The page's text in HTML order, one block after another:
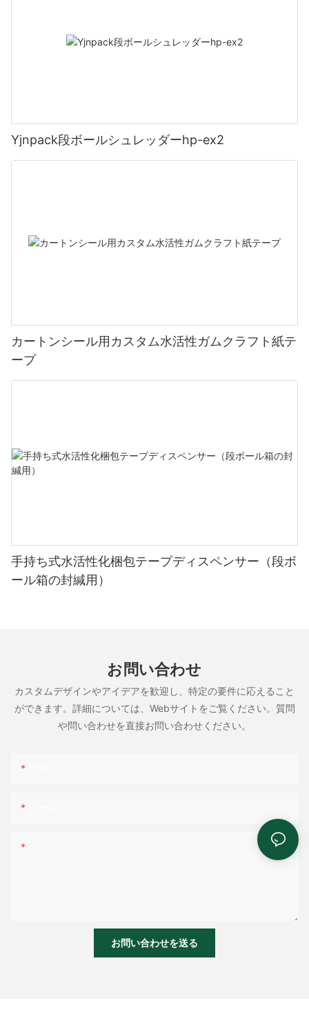
Yjnpack段ボールシュレッダーhp-ex2
カートンシール用カスタム水活性ガムクラフト紙テ
ープ
手持ち式水活性化梱包テープディスペンサー（段ボ
ール箱の封緘用）
お問い合わせ
カスタムデザインやアイデアを歓迎し、特定の要件に応えること
ができます。詳細については、Webサイトをご覧ください。質問
や問い合わせを直接お問い合わせください。
お問い合わせを送る